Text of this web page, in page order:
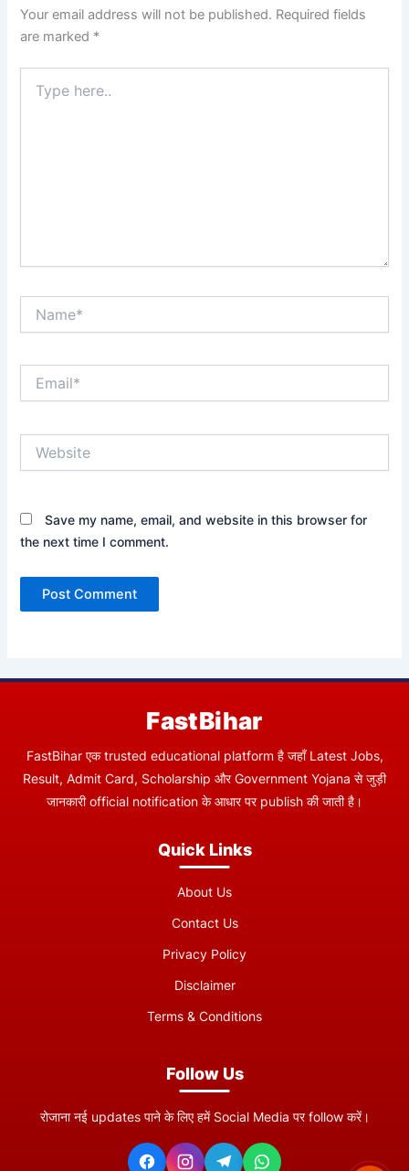
Your email address will not be published. Required fields
are marked *
here..
Save my name, email, and website in this browser for
the next time I comment.
FastBihar
FastBihar एक trusted educational platform है जहाँ Latest Jobs,
Result, Admit Card, Scholarship और Government Yojana से जुड़ी
जानकारी official notification के आधार पर publish की जाती है।
Quick Links
About Us
Contact Us
Privacy Policy
Disclaimer
Terms & Conditions
Follow Us
रोजाना नई updates पाने के लिए हमें Social Media पर follow करें।